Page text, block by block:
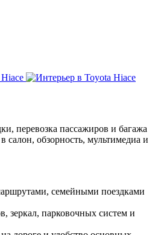
перевозка пассажиров и багажа
салон, обзорность, мультимедиа и
семейными поездками
зеркал, парковочных систем и